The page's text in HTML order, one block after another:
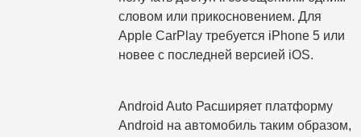
словом или прикосновением. Для
Apple CarPlay требуется iPhone 5 или
новее с последней версией iOS.
Android Auto Расширяет платформу
Android на автомобиль таким образом,